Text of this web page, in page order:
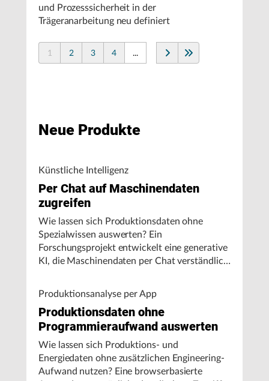
und Prozesssicherheit in der
Trägeranarbeitung neu definiert
1 2 3 4 ...
Neue Produkte
Künstliche Intelligenz
Per Chat auf Maschinendaten
zugreifen
Wie lassen sich Produktionsdaten ohne
Spezialwissen auswerten? Ein
Forschungsprojekt entwickelt eine generative
KI, die Maschinendaten per Chat verständlich
Produktionsanalyse per App
Produktionsdaten ohne
Programmieraufwand auswerten
Wie lassen sich Produktions- und
Energiedaten ohne zusätzlichen Engineering-
Aufwand nutzen? Eine browserbasierte